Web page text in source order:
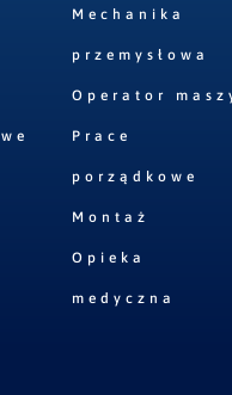
Mechanika
przemysłowa
Operator
Prace
porządkowe
Montaż
Opieka
medyczna